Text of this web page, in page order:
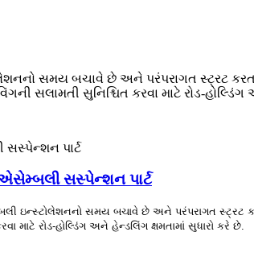
સમય બચાવે છે અને પરંપરાગત સ્ટ્રટ કરતાં
સલામતી સુનિશ્ચિત કરવા માટે રોડ-હોલ્ડિંગ
એસેમ્બલી સસ્પેન્શન પાર્ટ
ઇન્સ્ટોલેશનનો સમય બચાવે છે અને પરંપરાગત સ્ટ્રટ
રોડ-હોલ્ડિંગ અને હેન્ડલિંગ ક્ષમતામાં સુધારો કરે છે.